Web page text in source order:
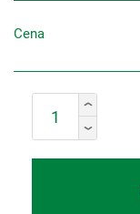
Cena